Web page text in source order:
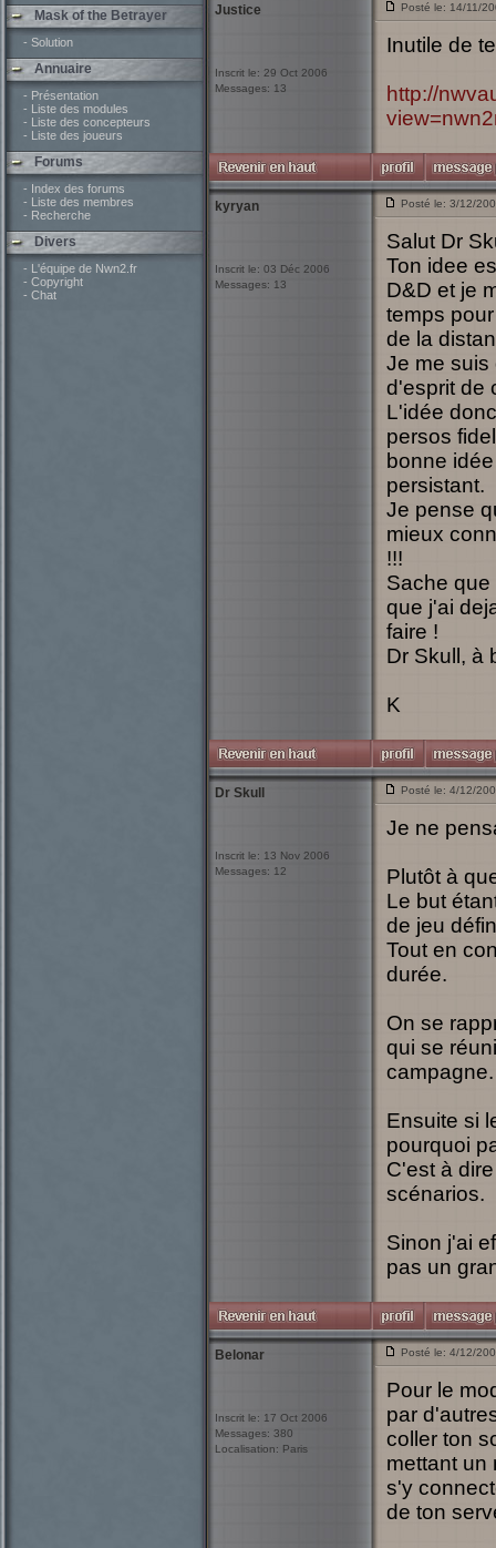
Mask of the Betrayer
- Solution
Annuaire
- Présentation
- Liste des modules
- Liste des concepteurs
- Liste des joueurs
Forums
- Index des forums
- Liste des membres
- Recherche
Divers
- L'équipe de Nwn2.fr
- Copyright
- Chat
Justice
Inscrit le: 29 Oct 2006
Messages: 13
Posté le: 14/11/
Inutile de
http://
kyryan
Inscrit le: 03 Déc 2006
Messages: 13
Posté le: 3/12/
Salut Dr
Ton idee
D&D et je
temps
de la
Je me suis
d'esprit de
L'idée
persos
bonne
persistant.
Je pense
mieux
!!!
Sache que
que j'ai
faire !
Dr Skull, à
K
Dr Skull
Inscrit le: 13 Nov 2006
Messages: 12
Posté le: 4/12/
Je ne
Plutôt à
Le but
de jeu
Tout en
durée.
On se
qui se
campagne.
Ensuite si
pourquoi
C'est à
scénarios.
Sinon j'ai
pas un
Belonar
Inscrit le: 17 Oct 2006
Messages: 380
Localisation: Paris
Posté le: 4/12/
Pour le
par
coller ton
mettant un
s'y
de ton